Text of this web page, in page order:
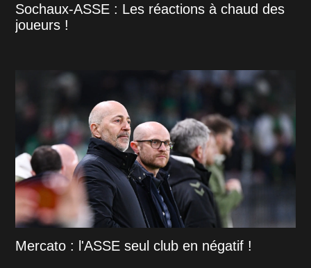
Sochaux-ASSE : Les réactions à chaud des
joueurs !
Mercato : l'ASSE seul club en négatif !